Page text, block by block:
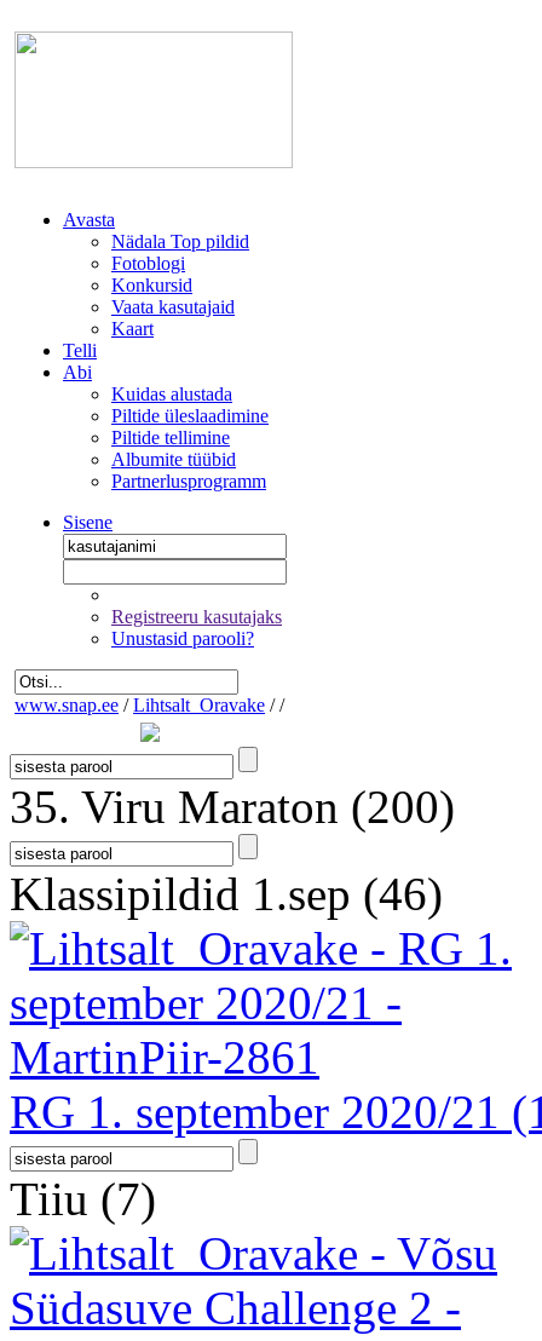
Avasta
Nädala Top pildid
Fotoblogi
Konkursid
Vaata kasutajaid
Kaart
Telli
Abi
Kuidas alustada
Piltide üleslaadimine
Piltide tellimine
Albumite tüübid
Partnerlusprogramm
Sisene
Registreeru kasutajaks
Unustasid parooli?
www.snap.ee / Lihtsalt_Oravake / /
35. Viru Maraton (200)
Klassipildid 1.sep (46)
RG 1. september 2020/21
Tiiu (7)